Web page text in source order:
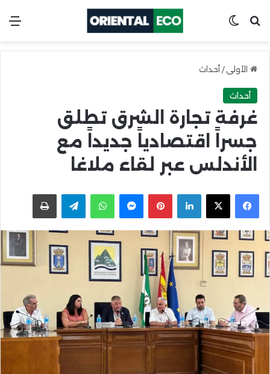
ابحث عنSwitch skin
الأولى / أحداث
أحداث
غرفة تجارة الشرق تطلق
جسراً اقتصادياً جديداً مع
الأندلس عبر لقاء ملاغا
Facebook
X
LinkedIn
Pinterest
Messenger
WhatsApp
Telegramاطبعها